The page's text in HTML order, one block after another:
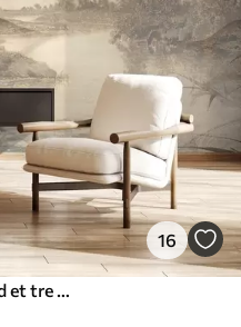
16
Teksturert vintagelandskap med et tre nær en elv og en overskyet himmel, naturkunst i sepiatoner